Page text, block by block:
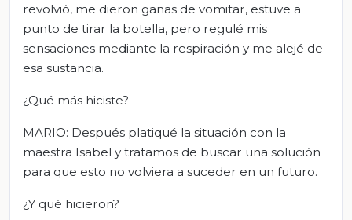
revolvió, me dieron ganas de vomitar, estuve a
punto de tirar la botella, pero regulé mis
sensaciones mediante la respiración y me alejé de
esa sustancia.
¿Qué más hiciste?
MARIO: Después platiqué la situación con la
maestra Isabel y tratamos de buscar una solución
para que esto no volviera a suceder en un futuro.
¿Y qué hicieron?